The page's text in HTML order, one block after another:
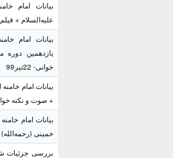
بیانات امام
علیه‌السلام + فیلم - 26 مرداد
بیانات امام
یازدهمین
خوانی- 22تیر99
بیانات امام
+ صوت و نکته خوانی -
بیانات امام
خمینی
بررسی جزئیات